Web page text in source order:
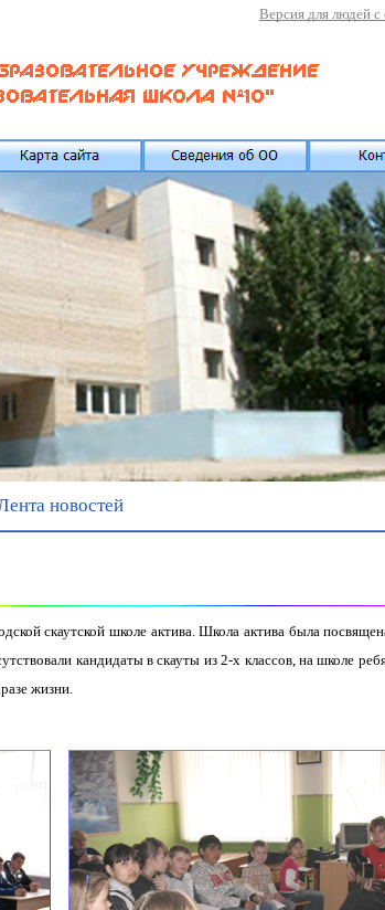
Версия для людей
новостей
скаутской школе актива. Школа актива была
кандидаты в скауты из 2-х классов, на школе
жизни.